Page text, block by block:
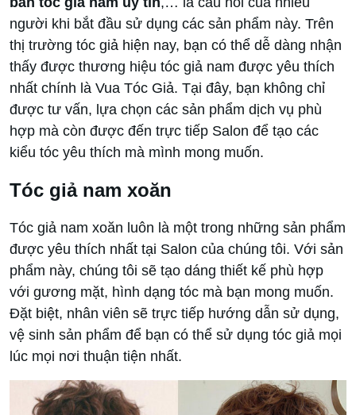
người khi bắt đầu sử dụng các sản phẩm này. Trên
thị trường tóc giả hiện nay, bạn có thể dễ dàng nhận
thấy được thương hiệu tóc giả nam được yêu thích
nhất chính là Vua Tóc Giả. Tại đây, bạn không chỉ
được tư vấn, lựa chọn các sản phẩm dịch vụ phù
hợp mà còn được đến trực tiếp Salon để tạo các
kiểu tóc yêu thích mà mình mong muốn.
Tóc giả nam xoăn
Tóc giả nam xoăn luôn là một trong những sản phẩm
được yêu thích nhất tại Salon của chúng tôi. Với sản
phẩm này, chúng tôi sẽ tạo dáng thiết kế phù hợp
với gương mặt, hình dạng tóc mà bạn mong muốn.
Đặt biệt, nhân viên sẽ trực tiếp hướng dẫn sử dụng,
vệ sinh sản phẩm để bạn có thể sử dụng tóc giả mọi
lúc mọi nơi thuận tiện nhất.